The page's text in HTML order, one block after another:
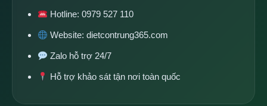
Hotline:0979 527 110
Website:dietcontrung365.com
Zalo hỗ trợ 24/7
Hỗ trợ khảo sát tận nơi toàn quốc